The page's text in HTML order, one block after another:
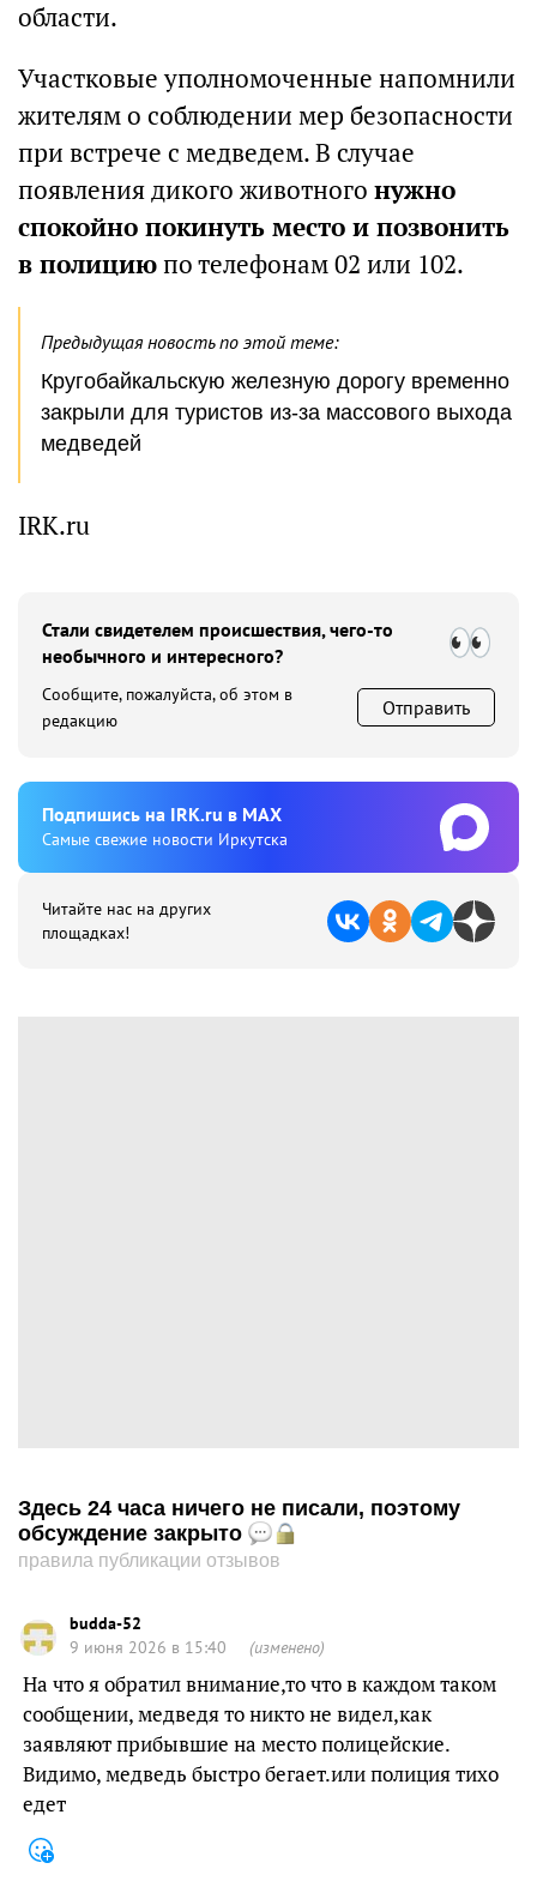
области.
Участковые уполномоченные напомнили
жителям о соблюдении мер безопасности
при встрече с медведем. В случае
появления дикого животного нужно
спокойно покинуть место и позвонить
в полициюпо телефонам 02 или 102.
Предыдущая новость по этой теме:
Кругобайкальскую железную дорогу временно
закрыли для туристов из-за массового выхода
медведей
IRK.ru
Стали свидетелем происшествия, чего-то
необычного и интересного?
Сообщите, пожалуйста, об этом в
редакцию
Отправить
Подпишиcь на IRK.ru в MAX
Cамые свежие новости Иркутска
Читайте нас на других
площадках!
Здесь 24 часа ничего не писали, поэтому
обсуждение закрыто
правила публикации отзывов
budda-52
9 июня 2026 в 15:40
(изменено)
На что я обратил внимание,то что в каждом таком
сообщении, медведя то никто не видел,как
заявляют прибывшие на место полицейские.
Видимо, медведь быстро бегает.или полиция тихо
едет